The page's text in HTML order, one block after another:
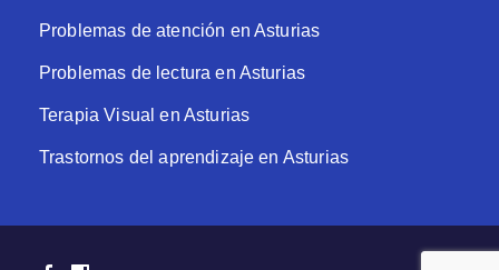
Problemas de atención en Asturias
Problemas de lectura en Asturias
Terapia Visual en Asturias
Trastornos del aprendizaje en Asturias